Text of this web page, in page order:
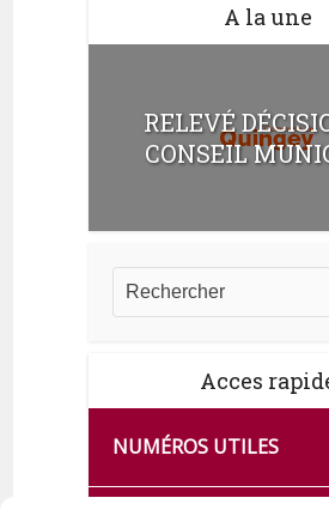
A la une
RELEVÉ
CONSEIL
Acces
NUMÉROS UTILES